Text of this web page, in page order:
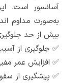
آسانسور است.
به‌صورت مداوم
بیش از حد
✅ جلوگیری از
✅ افزایش عمر
✅ پیشگیری از